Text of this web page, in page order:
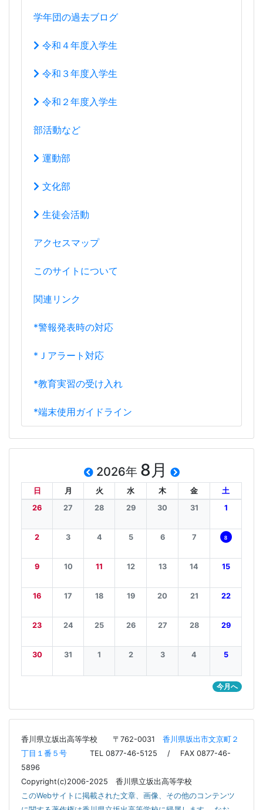
学年団の過去ブログ
令和４年度入学生
令和３年度入学生
令和２年度入学生
部活動など
運動部
文化部
生徒会活動
アクセスマップ
このサイトについて
関連リンク
*警報発表時の対応
*Ｊアラート対応
*教育実習の受け入れ
*端末使用ガイドライン
2026年 8月
日 月 火 水 木 金
土
26
27 28 29 30 31 1
2 3 4 5 6 7 8
9 10 11 12 13 14 15
16 17 18 19 20 21 22
23 24 25 26 27 28 29
30 31 1 2 3 4 5
今月へ
香川県立坂出高等学校 〒762-0031 香川県坂出市文京町２
丁目１番５号 TEL 0877-46-5125 / FAX 0877-46-
5896
Copyright(c)2006-2025 香川県立坂出高等学校
このWebサイトに掲載された文章、画像、その他のコンテンツ